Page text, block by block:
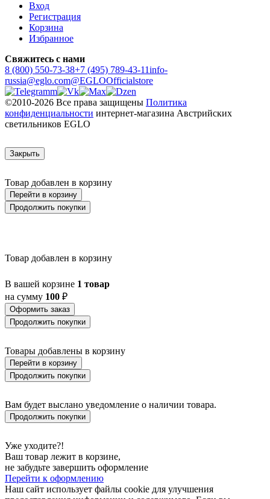
Вход
Регистрация
Корзина
Избранное
Свяжитесь с нами
8 (800) 550-73-38+7 (495) 789-43-11info-
russia@eglo.com@EGLOOfficialstore
©2010-2026 Все права защищены Политика
конфиденциальности интернет-магазина Австрийских
светильников EGLO
Закрыть
Товар добавлен в корзину
Перейти в корзину
Продолжить покупки
Товар добавлен в корзину
В вашей корзине 1 товар
на сумму 100 ₽
Оформить заказ
Продолжить покупки
Товары добавлены в корзину
Перейти в корзину
Продолжить покупки
Вам будет выслано уведомление о наличии товара.
Продолжить покупки
Уже уходите?!
Ваш товар лежит в корзине,
не забудьте завершить оформление
Перейти к оформлению
Наш сайт использует файлы cookie для улучшения